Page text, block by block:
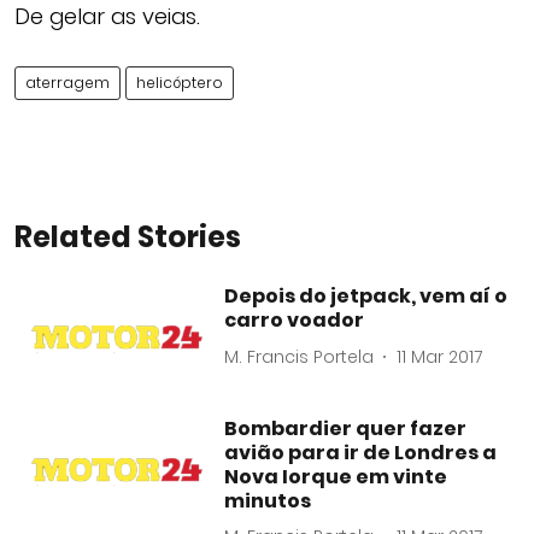
De gelar as veias.
aterragem helicóptero
Related Stories
Depois do jetpack, vem aí o
carro voador
M. Francis Portela 11 Mar 2017
Bombardier quer fazer
avião para ir de Londres a
Nova Iorque em vinte
minutos